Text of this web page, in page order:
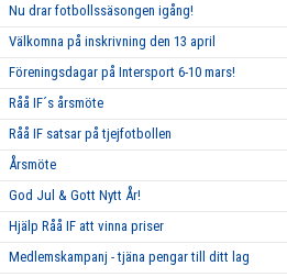
Nu drar fotbollssäsongen igång!
Välkomna på inskrivning den 13 april
Föreningsdagar på Intersport 6-10 mars!
Råå IF´s årsmöte
Råå IF satsar på tjejfotbollen
Årsmöte
God Jul & Gott Nytt År!
Hjälp Råå IF att vinna priser
Medlemskampanj - tjäna pengar till ditt lag